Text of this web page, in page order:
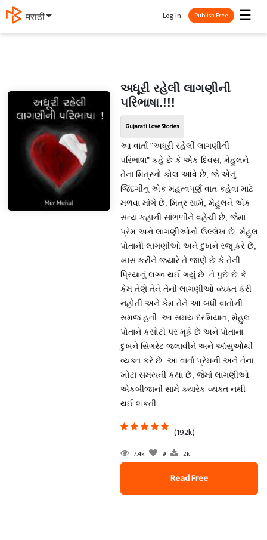
मराठी ☰
Log In Publish Free
અધૂરી રહેલી લાગણીની
પરિભાષા.!!!
Gujarati Love Stories
આ વાર્તા "અધૂરી રહેલી લાગણીની
પરિભાષા" કહે છે કે એક દિવસ, મેહુલને
તેના મિત્રનો કોલ આવે છે, જે એનું
જિંદગીનું એક મહત્વપૂર્ણ વાત કહેવા માટે
મળવા માંગે છે. મિત્ર સામે, મેહુલને એક
સત્ય કહાની સાંભળીને વહેંચી છે, જેમાં
પ્રેમ અને લાગણીઓનો ઉલ્લેખ છે. મેહુલ
પોતાની લાગણીઓ અને દુખને રજૂ કરે છે,
ખાસ કરીને જ્યારે તે જાણે છે કે તેની
પ્રિયાનું લગ્ન થઈ ગયું છે. તે પુછે છે કે
કેમ તેણે તેને તેની લાગણીઓ વ્યક્ત કરી
નહોતી અને કેમ તેને આ બધી વાતોની
સમજ હતી. આ સમય દરમિયાન, મેહુલ
પોતાને કસોટી પર મૂકે છે અને પોતાના
દુખને સિગરેટ જલાવીને અને આંસુઓથી
વ્યક્ત કરે છે. આ વાર્તા પ્રેમની અને તેના
ખોટા સમયની કથા છે, જેમાં લાગણીઓ
એકબીજાની સામે ક્યારેક વ્યક્ત નથી
થઈ શકતી.
(192k)
7.4k 9 2k
Read Free